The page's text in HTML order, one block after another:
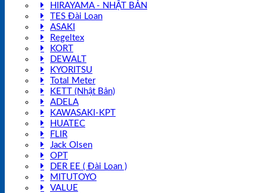
HIRAYAMA - NHẬT BẢN
TES Đài Loan
ASAKI
Regeltex
KORT
DEWALT
KYORITSU
Total Meter
KETT (Nhật Bản)
ADELA
KAWASAKI-KPT
HUATEC
FLIR
Jack Olsen
OPT
DER EE ( Đài Loan )
MITUTOYO
VALUE